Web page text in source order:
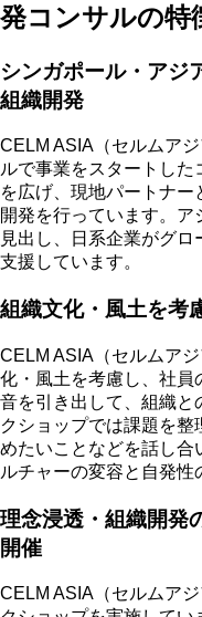
発コンサルの特
シンガポール・アジ
組織開発
CELM ASIA（セルムア
ルで事業をスタートした
を広げ、現地パートナ
開発を行っています。
見出し、日系企業がグ
支援しています。
組織文化・風土を考
CELM ASIA（セルムア
化・風土を考慮し、社員
音を引き出して、組織と
クショップでは課題を
めたいことなどを話し合
ルチャーの変容と自発性
理念浸透・組織開発
開催
CELM ASIA（セルムア